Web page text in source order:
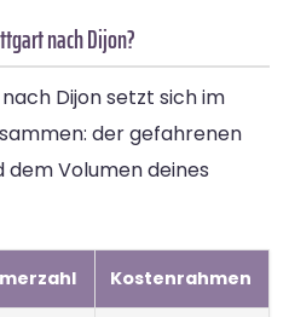
nach Dijon?
nach Dijon setzt sich im
der gefahrenen
Volumen deines
Kostenrahmen